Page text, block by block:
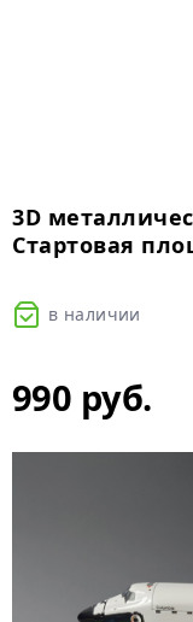
3D
Стартовая
в наличии
990 руб.